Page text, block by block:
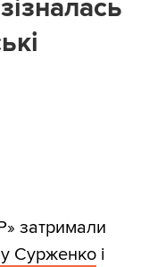
затримали
Сурженко і